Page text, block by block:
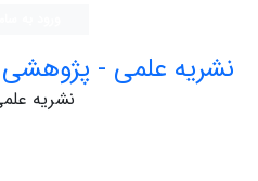
نشریه علمی - پژوهشی
نشریه